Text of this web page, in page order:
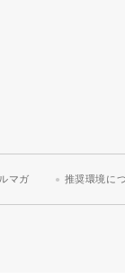
マガ 推奨環境に